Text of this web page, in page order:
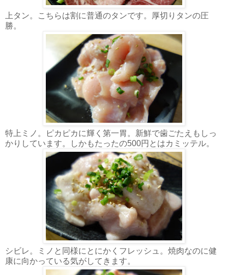
上タン。こちらは割に普通のタンです。厚切りタンの圧
勝。
特上ミノ。ピカピカに輝く第一胃。新鮮で歯ごたえもしっ
かりしています。しかもたったの500円とはカミッテル。
シビレ。ミノと同様にとにかくフレッシュ。焼肉なのに健
康に向かっている気がしてきます。